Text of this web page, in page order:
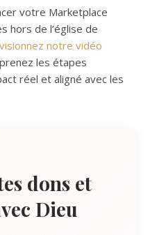
votre Marketplace
hors de l’église de
visionnez notre vidéo
les étapes
réel et aligné avec les
dons et
Dieu